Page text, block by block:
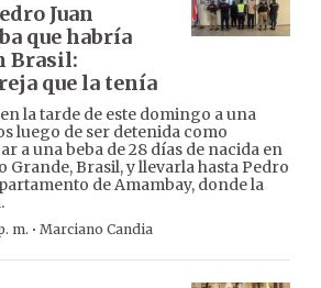
Juan
que habría
Brasil:
que la tenía
la tarde de este domingo a una
luego de ser detenida como
a una beba de 28 días de nacida en
Grande, Brasil, y llevarla hasta Pedro
de Amambay, donde la
m. · Marciano Candia